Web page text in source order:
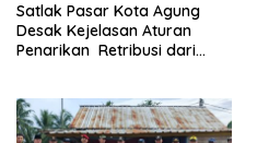
Satlak Pasar Kota Agung
Desak Kejelasan Aturan
Penarikan Retribusi dari